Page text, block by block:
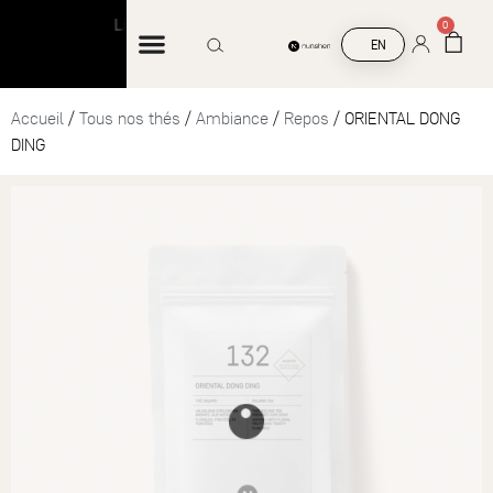
Livraison offerte à partir de 45 € d’achat
EN
0
Accueil / Tous nos thés / Ambiance / Repos / ORIENTAL DONG
DING